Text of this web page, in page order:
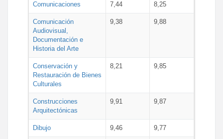
Comunicaciones 7,44 8,25
Comunicación
Audiovisual,
Documentación e
Historia del Arte
9,38 9,88
Conservación y
Restauración de Bienes
Culturales
8,21 9,85
Construcciones
Arquitectónicas
9,91 9,87
Dibujo 9,46 9,77